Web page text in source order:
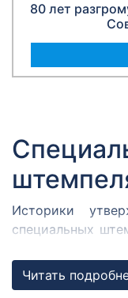
80 лет
Историки
специальных
собрался
Парламентарии
Читать